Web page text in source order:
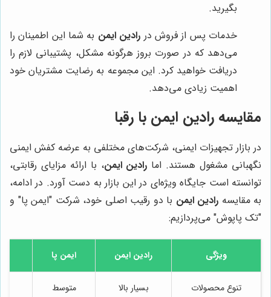
بگیرید.
خدمات پس از فروش در رادین ایمن به شما این اطمینان را
می‌دهد که در صورت بروز هرگونه مشکل، پشتیبانی لازم را
دریافت خواهید کرد. این مجموعه به رضایت مشتریان خود
اهمیت زیادی می‌دهد.
مقایسه رادین ایمن با رقبا
در بازار تجهیزات ایمنی، شرکت‌های مختلفی به عرضه کفش ایمنی
نگهبانی مشغول هستند. اما رادین ایمن، با ارائه مزایای رقابتی،
توانسته است جایگاه ویژه‌ای در این بازار به دست آورد. در ادامه،
به مقایسه رادین ایمن با دو رقیب اصلی خود، شرکت "ایمن پا" و
"تک پاپوش" می‌پردازیم:
ویژگی رادین ایمن ایمن پا
تنوع محصولات بسیار بالا متوسط